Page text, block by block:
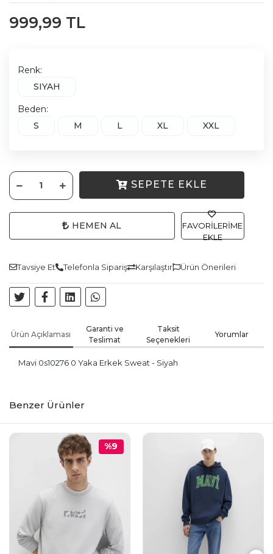
999,99 TL
Renk:
SIYAH
Beden:
S
M L XL XXL
SEPETE EKLE
HEMEN AL
FAVORILERIME
EKLE
Tavsiye Et Telefonla Sipariş Karşılaştır Ürün Önerileri
Ürün Açıklaması
Garanti ve
Teslimat
Taksit
Seçenekleri
Yorumlar
Mavi 0s10276 0 Yaka Erkek Sweat - Siyah
Benzer Ürünler
%9